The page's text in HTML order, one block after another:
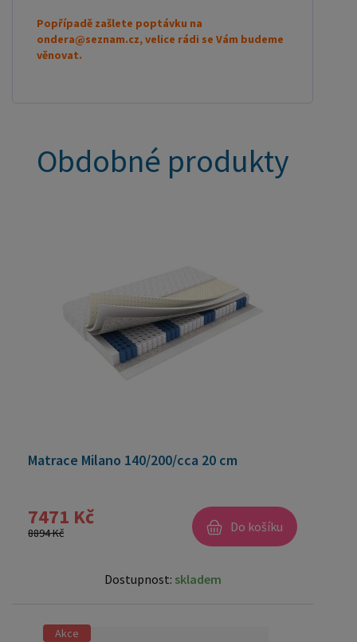
Popřípadě zašlete poptávku na
ondera@seznam.cz, velice rádi se Vám budeme
věnovat.
Obdobné produkty
Matrace Milano 140/200/cca 20 cm
7471 Kč
8894 Kč Do košíku
Dostupnost: skladem
Akce